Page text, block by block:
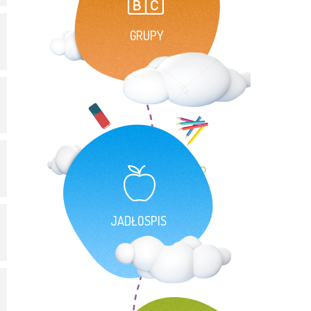
GRUPY
JADŁOSPIS